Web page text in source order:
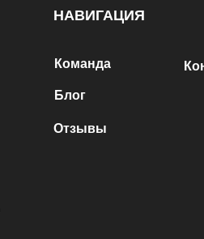
НАВИГАЦИЯ
Отзывы
Команда
Блог